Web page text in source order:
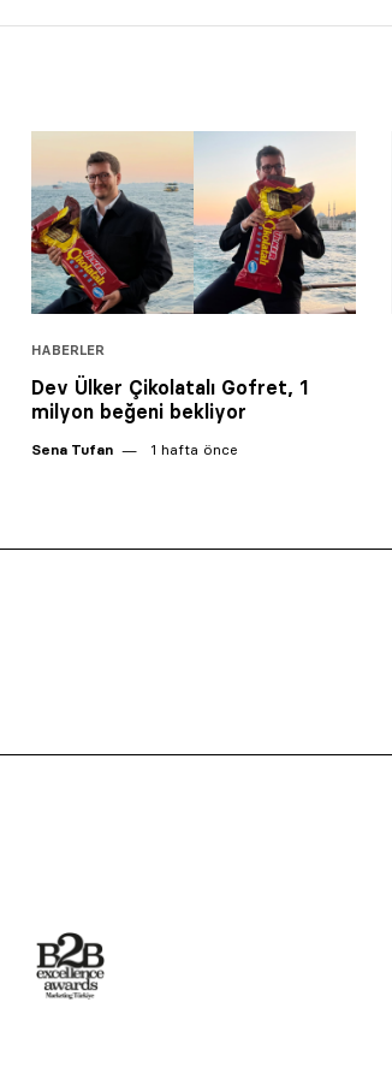
HABERLER
Dev Ülker Çikolatalı Gofret, 1
milyon beğeni bekliyor
Sena Tufan 1 hafta önce